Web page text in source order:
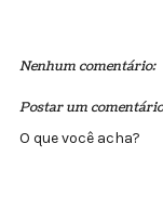
Nenhum comentário:
Postar um comentário
O que você acha?